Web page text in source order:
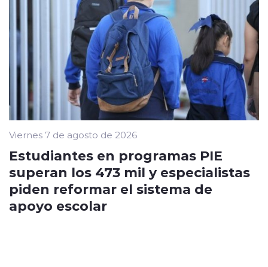
Viernes 7 de agosto de 2026
Estudiantes en programas PIE
superan los 473 mil y especialistas
piden reformar el sistema de
apoyo escolar